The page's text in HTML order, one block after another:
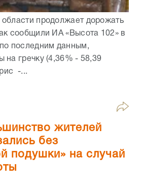
области продолжает дорожать
сообщили ИА «Высота 102» в
по последним данным,
на гречку (4,36% - 58,39
-...
жителей
без
подушки» на случай